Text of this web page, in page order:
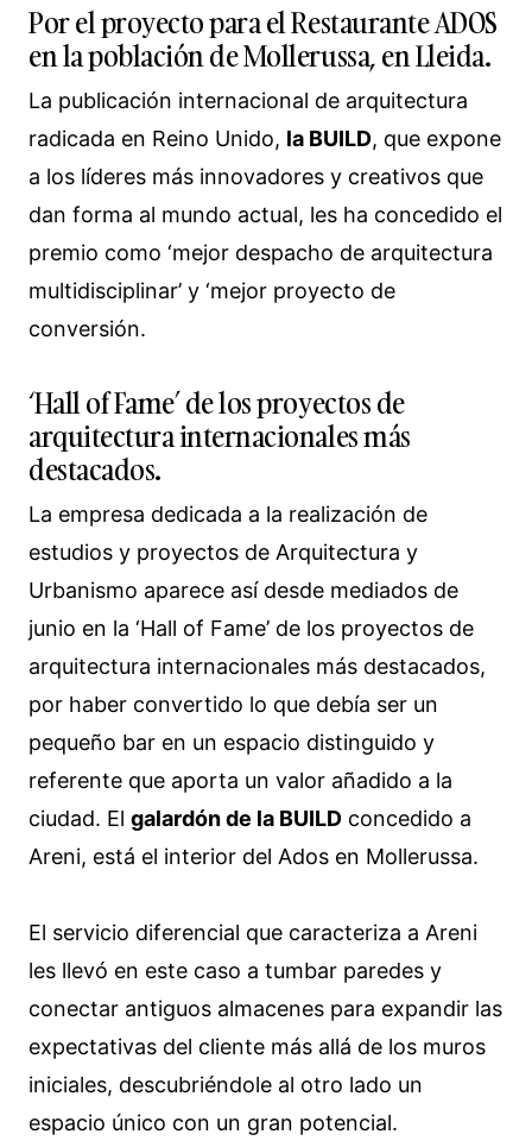
Por el proyecto para el Restaurante ADOS
en la población de Mollerussa, en Lleida.
La publicación internacional de arquitectura
radicada en Reino Unido, la BUILD, que expone
a los líderes más innovadores y creativos que
dan forma al mundo actual, les ha concedido el
premio como ‘mejor despacho de arquitectura
multidisciplinar’ y ‘mejor proyecto de
conversión.
‘Hall of Fame’ de los proyectos de
arquitectura internacionales más
destacados.
La empresa dedicada a la realización de
estudios y proyectos de Arquitectura y
Urbanismo aparece así desde mediados de
junio en la ‘Hall of Fame’ de los proyectos de
arquitectura internacionales más destacados,
por haber convertido lo que debía ser un
pequeño bar en un espacio distinguido y
referente que aporta un valor añadido a la
ciudad. El galardón de la BUILD concedido a
Areni, está el interior del Ados en Mollerussa.
El servicio diferencial que caracteriza a Areni
les llevó en este caso a tumbar paredes y
conectar antiguos almacenes para expandir las
expectativas del cliente más allá de los muros
iniciales, descubriéndole al otro lado un
espacio único con un gran potencial.